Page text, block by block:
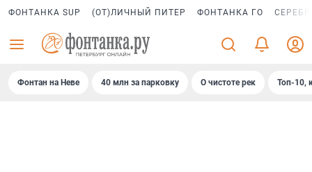
ФОНТАНКА SUP (ОТ)ЛИЧНЫЙ ПИТЕР ФОНТАНКА ГО
Фонтан на Неве 40 млн за парковку О чистоте рек Топ-10,